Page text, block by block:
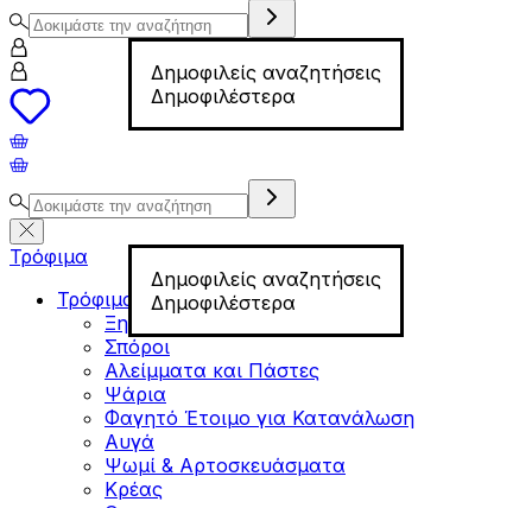
Δημοφιλείς αναζητήσεις
Δημοφιλέστερα
Δημοφιλείς αναζητήσεις
Δημοφιλέστερα
Τρόφιμα
Τρόφιμα για Fitness
Ξηροί Καρποί
Σπόροι
Αλείμματα και Πάστες
Ψάρια
Φαγητό Έτοιμο για Κατανάλωση
Αυγά
Ψωμί & Αρτοσκευάσματα
Κρέας